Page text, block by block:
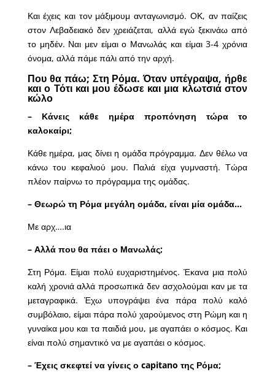
Και έχεις και τον μάξιμουμ ανταγωνισμό. ΟΚ, αν παίζεις
στον Λεβαδειακό δεν χρειάζεται, αλλά εγώ ξεκινάω από
το μηδέν. Ναι μεν είμαι ο Μανωλάς και είμαι 3-4 χρόνια
όνομα, αλλά πάμε πάλι από την αρχή.
Που θα πάω; Στη Ρόμα. Όταν υπέγραψα, ήρθε
και ο Τότι και μου έδωσε και μια κλωτσιά στον
κώλο
– Κάνεις κάθε ημέρα προπόνηση τώρα το
καλοκαίρι;
Κάθε ημέρα, μας δίνει η ομάδα πρόγραμμα. Δεν θέλω να
κάνω του κεφαλιού μου. Παλιά είχα γυμναστή. Τώρα
πλέον παίρνω το πρόγραμμα της ομάδας.
– Θεωρώ τη Ρόμα μεγάλη ομάδα, είναι μία ομάδα…
Με αρχ….ια
– Αλλά που θα πάει ο Μανωλάς;
Στη Ρόμα. Είμαι πολύ ευχαριστημένος. Έκανα μια πολύ
καλή χρονιά αλλά προσωπικά δεν ασχολούμαι καν με τα
μεταγραφικά. Έχω υπογράψει ένα πάρα πολύ καλό
συμβόλαιο, είμαι πάρα πολύ χαρούμενος στη Ρώμη και η
γυναίκα μου και τα παιδιά μου, με αγαπάει ο κόσμος. Και
είναι πολύ σημαντικό να με αγαπάει ο κόσμος.
– Έχεις σκεφτεί να γίνεις ο capitano της Ρόμα;